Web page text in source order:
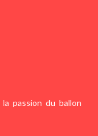
passion du ballon